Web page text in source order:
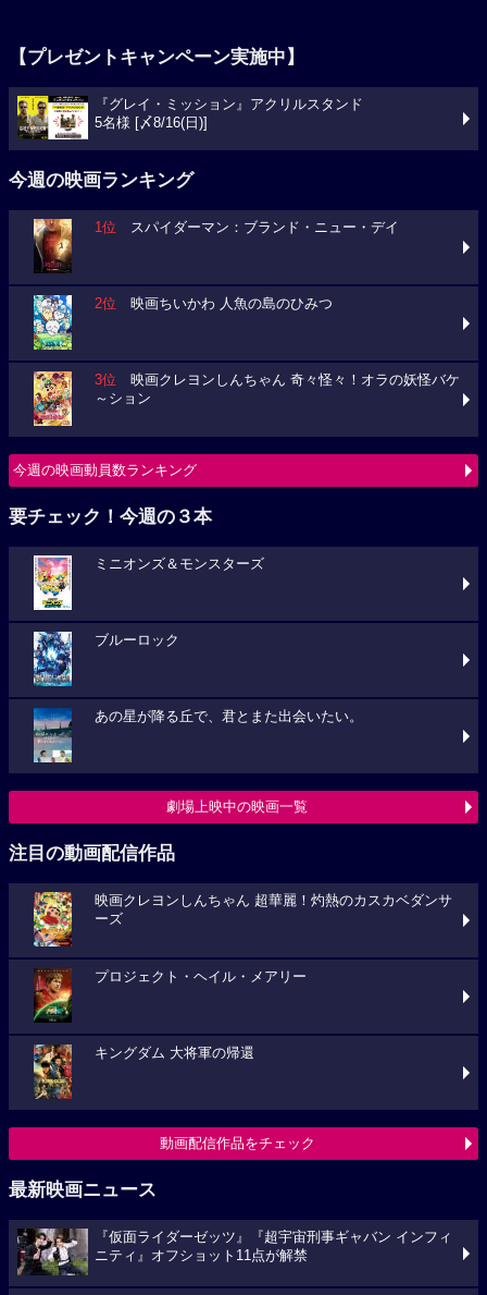
【プレゼントキャンペーン実施中】
『グレイ・ミッション』アクリルスタンド
5名様 [〆8/16(日)]
今週の映画ランキング
1位 スパイダーマン：ブランド・ニュー・デイ
2位 映画ちいかわ 人魚の島のひみつ
3位 映画クレヨンしんちゃん 奇々怪々！オラの妖怪バケ
～ション
今週の映画動員数ランキング
要チェック！今週の３本
ミニオンズ＆モンスターズ
ブルーロック
あの星が降る丘で、君とまた出会いたい。
劇場上映中の映画一覧
注目の動画配信作品
映画クレヨンしんちゃん 超華麗！灼熱のカスカベダンサ
ーズ
プロジェクト・ヘイル・メアリー
キングダム 大将軍の帰還
動画配信作品をチェック
最新映画ニュース
『仮面ライダーゼッツ』『超宇宙刑事ギャバン インフィ
ニティ』オフショット11点が解禁